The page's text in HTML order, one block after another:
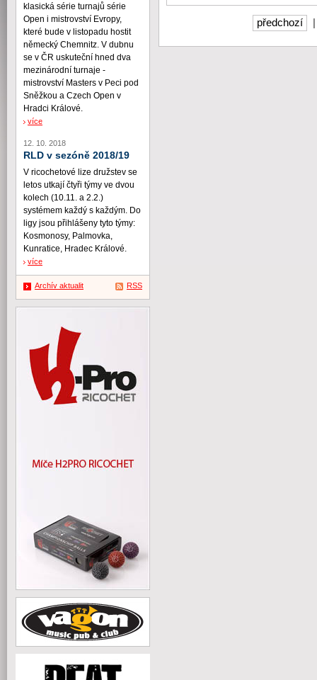
předchozí
klasická série turnajů série
Open i mistrovství Evropy,
které bude v listopadu hostit
německý Chemnitz. V dubnu
se v ČR uskuteční hned dva
mezinárodní turnaje -
mistrovství Masters v Peci pod
Sněžkou a Czech Open v
Hradci Králové.
více
12. 10. 2018
RLD v sezóně 2018/19
V ricochetové lize družstev se
letos utkají čtyři týmy ve dvou
kolech (10.11. a 2.2.)
systémem každý s každým. Do
ligy jsou přihlášeny tyto týmy:
Kosmonosy, Palmovka,
Kunratice, Hradec Králové.
více
Archív aktualit RSS